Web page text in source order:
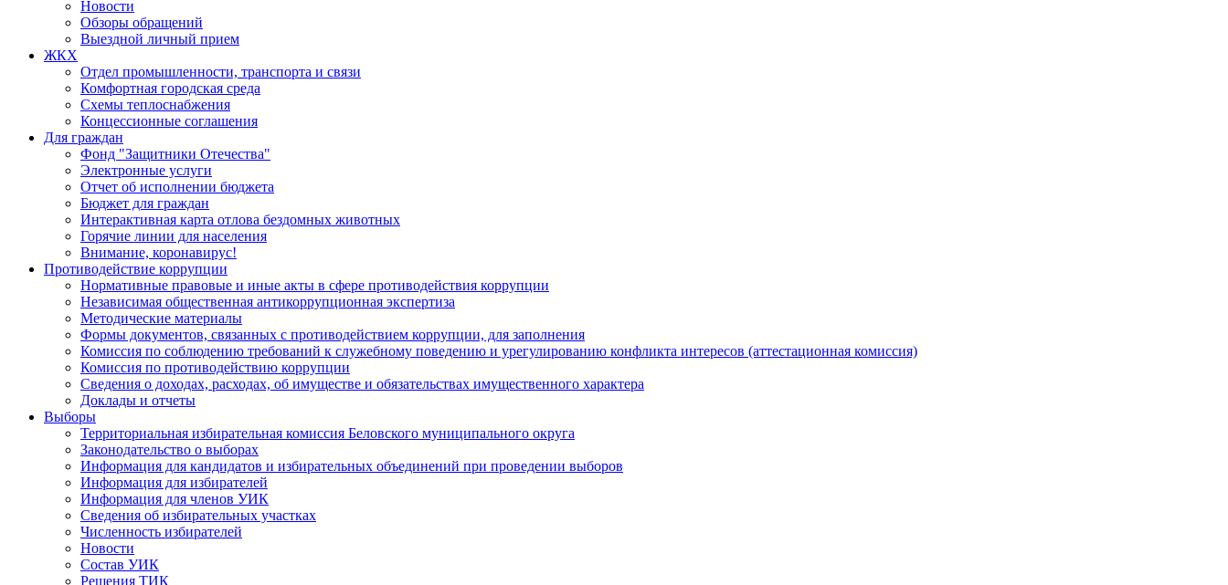
Новости
Обзоры обращений
Выездной личный прием
ЖКХ
Отдел промышленности, транспорта и связи
Комфортная городская среда
Схемы теплоснабжения
Концессионные соглашения
Для граждан
Фонд "Защитники Отечества"
Электронные услуги
Отчет об исполнении бюджета
Бюджет для граждан
Интерактивная карта отлова бездомных животных
Горячие линии для населения
Внимание, коронавирус!
Противодействие коррупции
Нормативные правовые и иные акты в сфере противодействия коррупции
Независимая общественная антикоррупционная экспертиза
Методические материалы
Формы документов, связанных с противодействием коррупции, для заполнения
Комиссия по соблюдению требований к служебному поведению и урегулированию конфликта интересов (аттестационная комиссия)
Комиссия по противодействию коррупции
Сведения о доходах, расходах, об имуществе и обязательствах имущественного характера
Доклады и отчеты
Выборы
Территориальная избирательная комиссия Беловского муниципального округа
Законодательство о выборах
Информация для кандидатов и избирательных объединений при проведении выборов
Информация для избирателей
Информация для членов УИК
Сведения об избирательных участках
Численность избирателей
Новости
Состав УИК
Решения ТИК